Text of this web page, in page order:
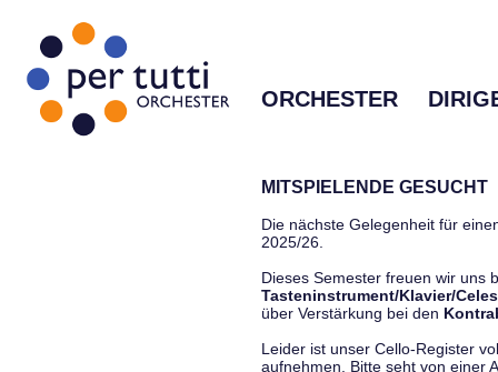
ORCHESTER
MITSPIELENDE GESUCHT
Die nächste Gelegenheit für
2025/26.
Dieses Semester freuen wir uns
Tasteninstrument/Klavier/
über Verstärkung bei den
Leider ist unser Cello-Register
aufnehmen. Bitte seht von einer